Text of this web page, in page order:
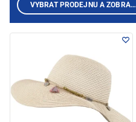
VYBRAT PRODEJNU A ZOBRAZIT PRODUKTY